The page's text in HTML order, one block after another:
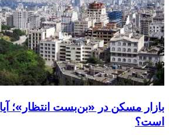
بازار مسکن در «بن‌بست انتظار»؛
است؟